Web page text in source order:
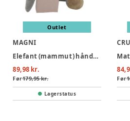
Outlet
MAGNI
Elefant (mammut) hånddukke 25 cm.
89,98 kr.
Før179,95 kr.
Lagerstatus
Før